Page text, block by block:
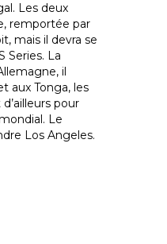
Les deux
remportée par
mais il devra se
Series. La
il
aux Tonga, les
pour
Le
Los Angeles.